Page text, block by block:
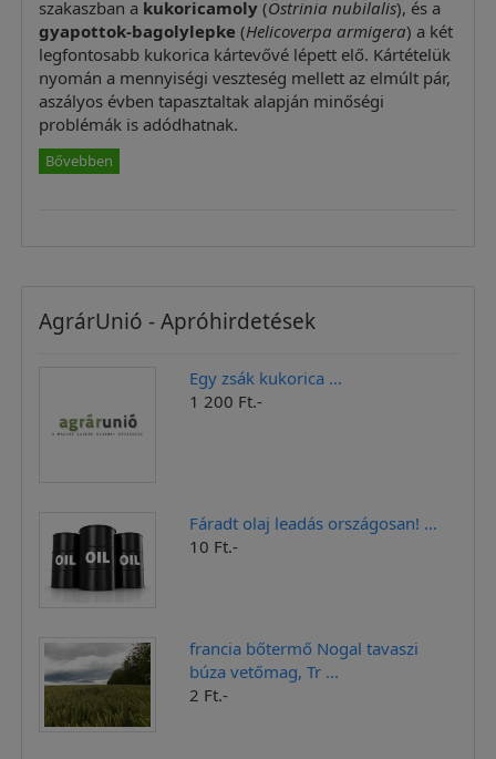
szakaszban a kukoricamoly (Ostrinia nubilalis), és a
gyapottok-bagolylepke (Helicoverpa armigera) a két
legfontosabb kukorica kártevővé lépett elő. Kártételük
nyomán a mennyiségi veszteség mellett az elmúlt pár,
aszályos évben tapasztaltak alapján minőségi
problémák is adódhatnak.
Bővebben
AgrárUnió - Apróhirdetések
Egy zsák kukorica ...
1 200 Ft.-
Fáradt olaj leadás országosan! ...
10 Ft.-
francia bőtermő Nogal tavaszi
búza vetőmag, Tr ...
2 Ft.-